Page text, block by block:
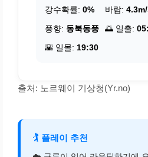
강수확률: 0% 바람:
풍향: 동북동풍 🌅 일출:
🌇 일몰: 19:30
출처: 노르웨이 기상청(Yr.no)
🏌️ 플레이 추천